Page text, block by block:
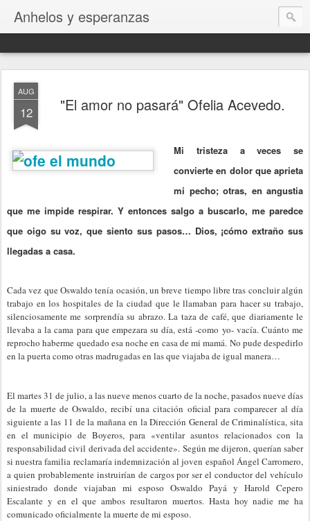
Anhelos y esperanzas
AUG
12 "El amor no pasará" Ofelia Acevedo.
Mi tristeza a veces se
convierte en dolor que aprieta
mi pecho; otras, en angustia
que me impide respirar. Y entonces salgo a buscarlo, me paredce
que oigo su voz, que siento sus pasos… Dios, ¡cómo extraño sus
llegadas a casa.
Cada vez que Oswaldo tenía ocasión, un breve tiempo libre tras concluir algún
trabajo en los hospitales de la ciudad que le llamaban para hacer su trabajo,
silenciosamente me sorprendía su abrazo. La taza de café, que diariamente le
llevaba a la cama para que empezara su día, está -como yo- vacía. Cuánto me
reprocho haberme quedado esa noche en casa de mi mamá. No pude despedirlo
en la puerta como otras madrugadas en las que viajaba de igual manera…
El martes 31 de julio, a las nueve menos cuarto de la noche, pasados nueve días
de la muerte de Oswaldo, recibí una citación oficial para comparecer al día
siguiente a las 11 de la mañana en la Dirección General de Criminalística, sita
en el municipio de Boyeros, para «ventilar asuntos relacionados con la
responsabilidad civil derivada del accidente». Según me dijeron, querían saber
si nuestra familia reclamaría indemnización al joven español Ángel Carromero,
a quien probablemente instruirían de cargos por ser el conductor del vehículo
siniestrado donde viajaban mi esposo Oswaldo Payá y Harold Cepero
Escalante y en el que ambos resultaron muertos. Hasta hoy nadie me ha
comunicado oficialmente la muerte de mi esposo.